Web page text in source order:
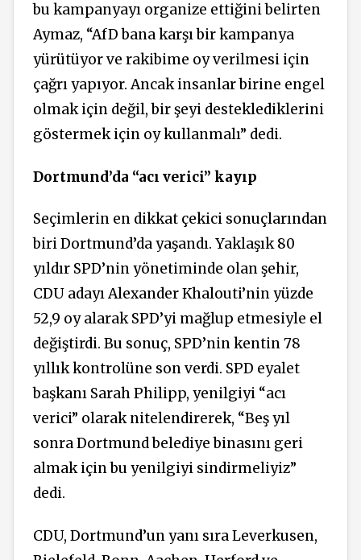
bu kampanyayı organize ettiğini belirten
Aymaz, “AfD bana karşı bir kampanya
yürütüyor ve rakibime oy verilmesi için
çağrı yapıyor. Ancak insanlar birine engel
olmak için değil, bir şeyi desteklediklerini
göstermek için oy kullanmalı” dedi.
Dortmund’da “acı verici” kayıp
Seçimlerin en dikkat çekici sonuçlarından
biri Dortmund’da yaşandı. Yaklaşık 80
yıldır SPD’nin yönetiminde olan şehir,
CDU adayı Alexander Khalouti’nin yüzde
52,9 oy alarak SPD’yi mağlup etmesiyle el
değiştirdi. Bu sonuç, SPD’nin kentin 78
yıllık kontrolüne son verdi. SPD eyalet
başkanı Sarah Philipp, yenilgiyi “acı
verici” olarak nitelendirerek, “Beş yıl
sonra Dortmund belediye binasını geri
almak için bu yenilgiyi sindirmeliyiz”
dedi.
CDU, Dortmund’un yanı sıra Leverkusen,